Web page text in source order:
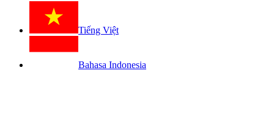
Tiếng Việt
Bahasa Indonesia